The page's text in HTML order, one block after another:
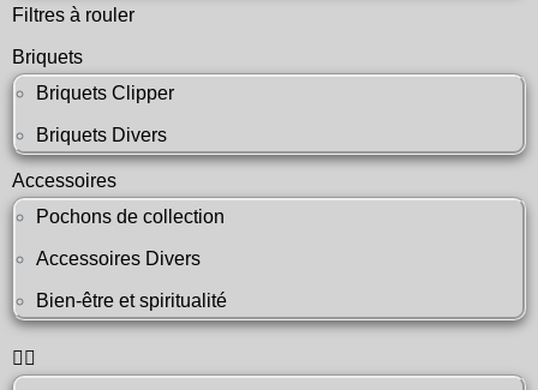
Filtres à rouler
Briquets
Briquets Clipper
Briquets Divers
Accessoires
Pochons de collection
Accessoires Divers
Bien-être et spiritualité